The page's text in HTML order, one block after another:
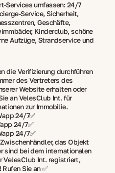
Services umfassen: 24/7
Service, Sicherheit,
Geschäfte,
Kinderclub, schöne
Aufzüge, Strandservice und
die Verifizierung durchführen
des Vertreters des
Website erhalten oder
an VelesClub Int. für
zur Immobilie.
24/7✅
24/7✅
24/7✅
das Objekt
sind bei dem internationalen
VelesClub Int. registriert,
Sie an ✅